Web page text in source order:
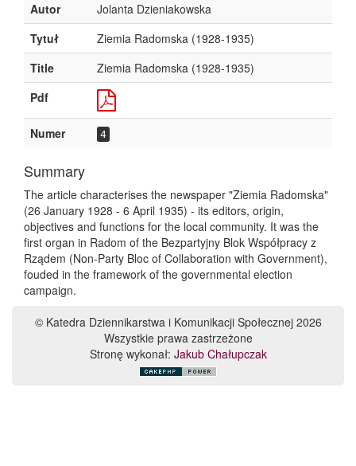
Autor
Jolanta Dzieniakowska
Tytuł
Ziemia Radomska (1928-1935)
Title
Ziemia Radomska (1928-1935)
Pdf
Numer 4
Summary
The article characterises the newspaper "Ziemia Radomska"
(26 January 1928 - 6 April 1935) - its editors, origin,
objectives and functions for the local community. It was the
first organ in Radom of the Bezpartyjny Blok Współpracy z
Rządem (Non-Party Bloc of Collaboration with Government),
fouded in the framework of the governmental election
campaign.
© Katedra Dziennikarstwa i Komunikacji Społecznej 2026
Wszystkie prawa zastrzeżone
Stronę wykonał: Jakub Chałupczak